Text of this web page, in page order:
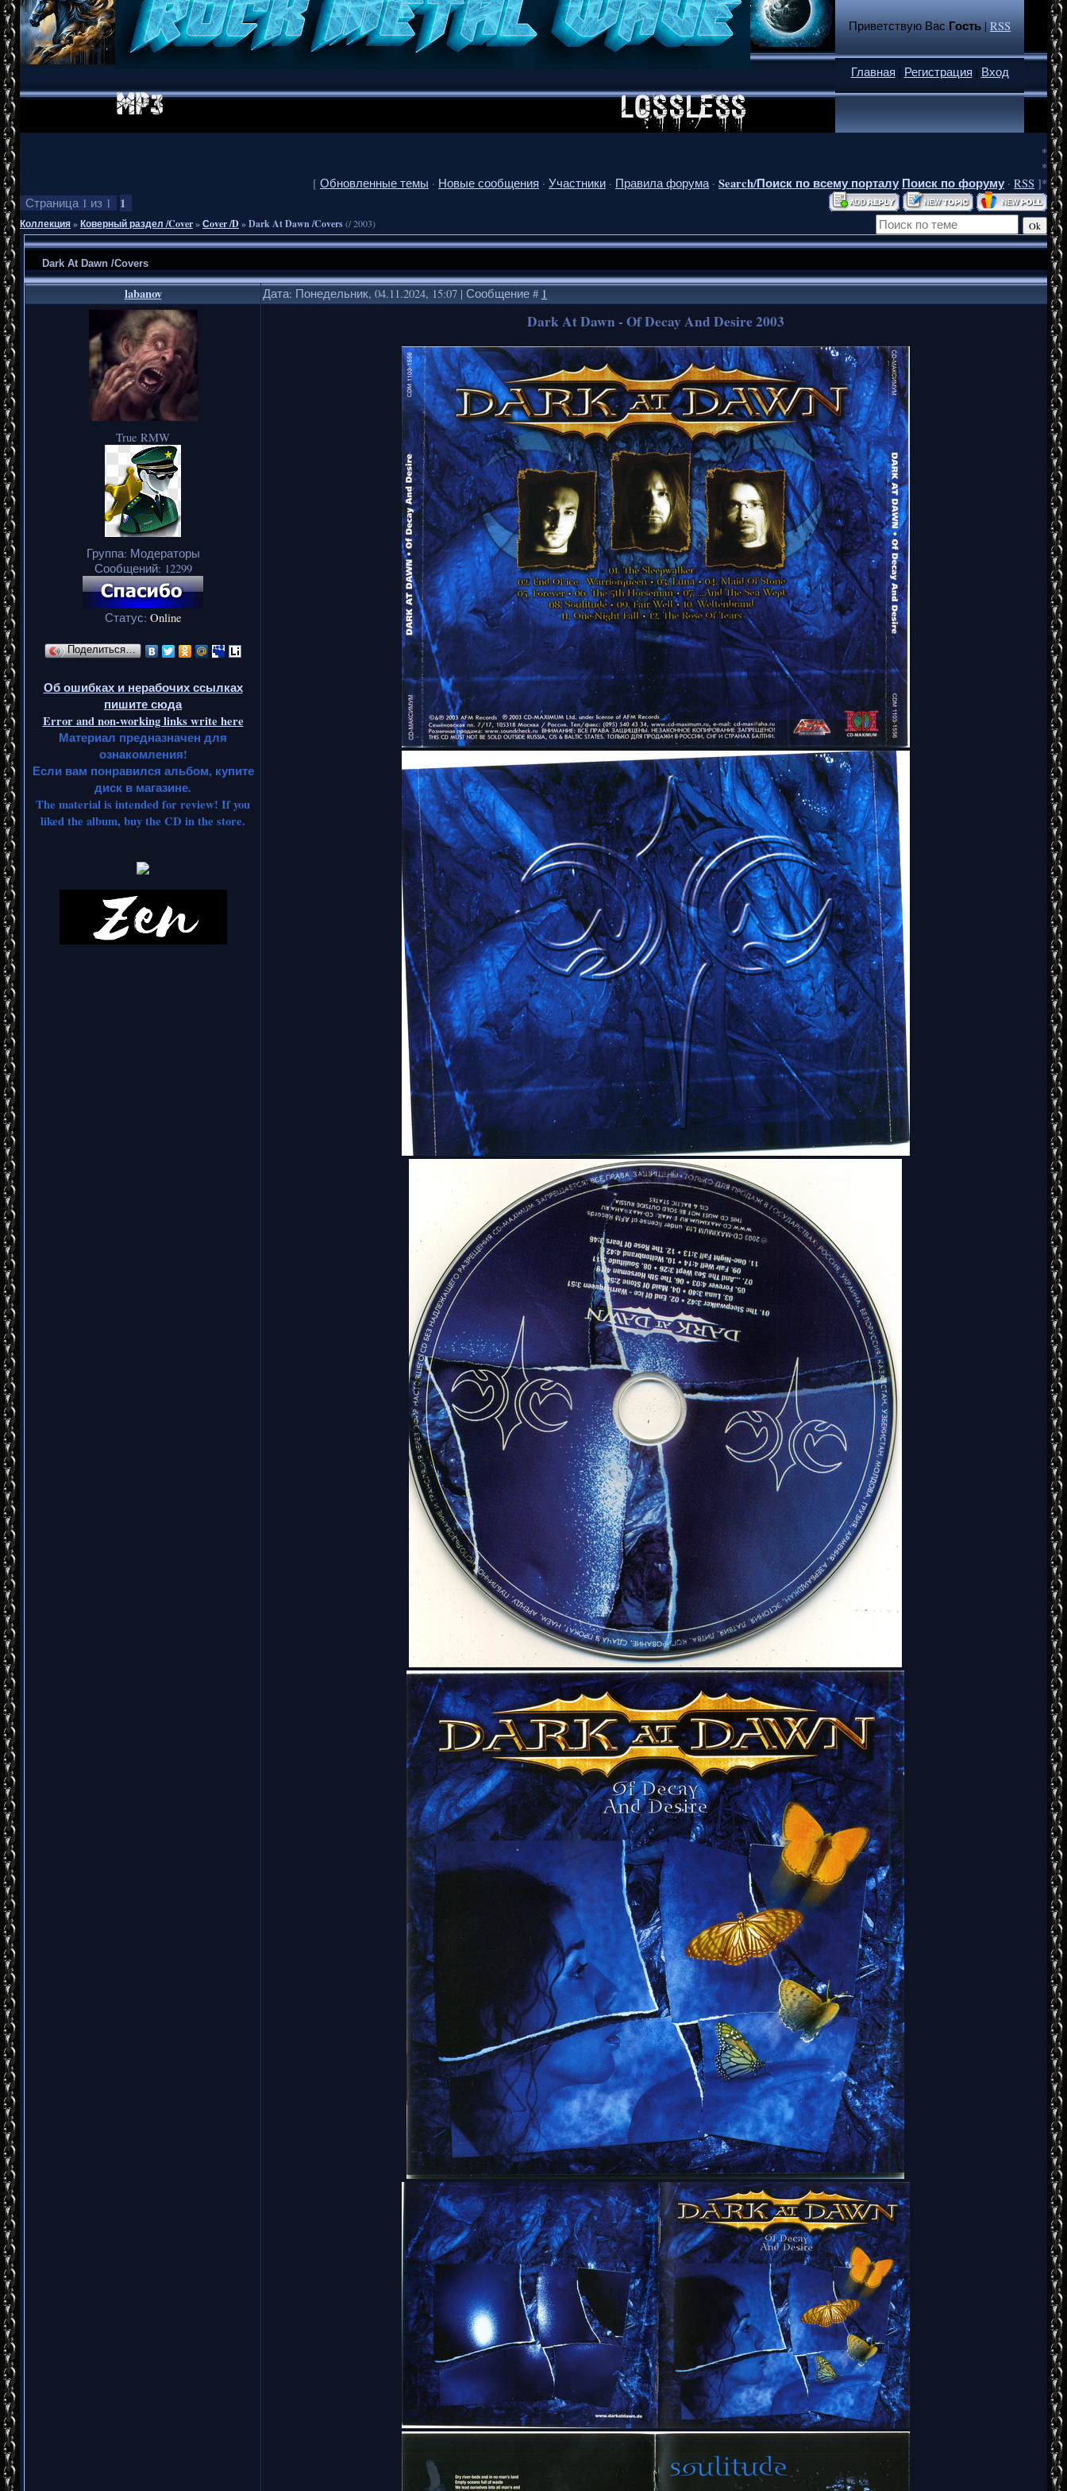
Приветствую Вас Гость|RSS
Главная | Регистрация | Вход
*
*
[ Обновленные темы · Новые сообщения · Участники · Правила форума · Search/Поиск по всему порталу Поиск по форуму · RSS ]*
Страница 1 из 1 1
Коллекция»Коверный раздел /Cover»Сover /D»Dark At Dawn /Covers(/ 2003)
Dark At Dawn /Covers
labanov Дата: Понедельник, 04.11.2024, 15:07 | Сообщение # 1
True RMW
Группа: Модераторы
Сообщений: 12299
Статус: Online
Поделиться…
Об ошибках и нерабочих ссылках
пишите сюда
Error and non-working links write here
Материал предназначен для
ознакомления!
Если вам понравился альбом, купите
диск в магазине.
The material is intended for review! If you
liked the album, buy the CD in the store.
Dark At Dawn - Of Decay And Desire 2003